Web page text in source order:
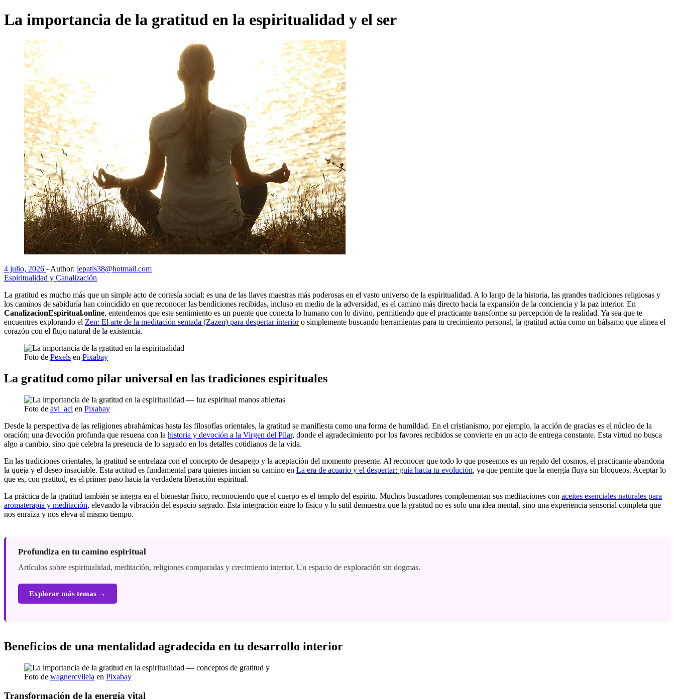
La importancia de la gratitud en la espiritualidad y el ser
4 julio, 2026 - Author: lepatis38@hotmail.com
Espiritualidad y Canalización
La gratitud es mucho más que un simple acto de cortesía social; es una de las llaves maestras más poderosas en el vasto universo de la espiritualidad. A lo largo de la historia, las grandes tradiciones religiosas y
los caminos de sabiduría han coincidido en que reconocer las bendiciones recibidas, incluso en medio de la adversidad, es el camino más directo hacia la expansión de la conciencia y la paz interior. En
CanalizacionEspiritual.online, entendemos que este sentimiento es un puente que conecta lo humano con lo divino, permitiendo que el practicante transforme su percepción de la realidad. Ya sea que te
encuentres explorando el Zen: El arte de la meditación sentada (Zazen) para despertar interioro simplemente buscando herramientas para tu crecimiento personal, la gratitud actúa como un bálsamo que alinea el
corazón con el flujo natural de la existencia.
Foto de Pexels en Pixabay
La gratitud como pilar universal en las tradiciones espirituales
Foto de avi_acl en Pixabay
Desde la perspectiva de las religiones abrahámicas hasta las filosofías orientales, la gratitud se manifiesta como una forma de humildad. En el cristianismo, por ejemplo, la acción de gracias es el núcleo de la
oración; una devoción profunda que resuena con la historia y devoción a la Virgen del Pilar, donde el agradecimiento por los favores recibidos se convierte en un acto de entrega constante. Esta virtud no busca
algo a cambio, sino que celebra la presencia de lo sagrado en los detalles cotidianos de la vida.
En las tradiciones orientales, la gratitud se entrelaza con el concepto de desapego y la aceptación del momento presente. Al reconocer que todo lo que poseemos es un regalo del cosmos, el practicante abandona
la queja y el deseo insaciable. Esta actitud es fundamental para quienes inician su camino en La era de acuario y el despertar: guía hacia tu evolución, ya que permite que la energía fluya sin bloqueos. Aceptar lo
que es, con gratitud, es el primer paso hacia la verdadera liberación espiritual.
La práctica de la gratitud también se integra en el bienestar físico, reconociendo que el cuerpo es el templo del espíritu. Muchos buscadores complementan sus meditaciones con aceites esenciales naturales para
aromaterapia y meditación, elevando la vibración del espacio sagrado. Esta integración entre lo físico y lo sutil demuestra que la gratitud no es solo una idea mental, sino una experiencia sensorial completa que
nos enraíza y nos eleva al mismo tiempo.
Profundiza en tu camino espiritual
Artículos sobre espiritualidad, meditación, religiones comparadas y crecimiento interior. Un espacio de exploración sin dogmas.
Explorar más temas →
Beneficios de una mentalidad agradecida en tu desarrollo interior
Foto de wagnercvilela en Pixabay
Transformación de la energía vital